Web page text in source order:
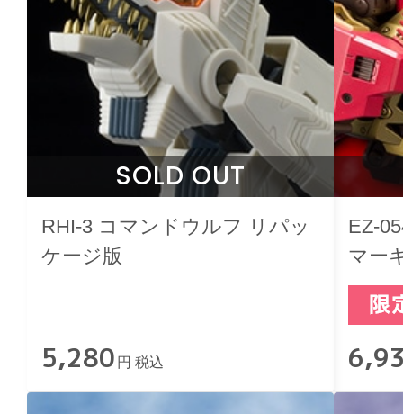
SOLD OUT
RHI-3 コマンドウルフ リパッ
ケージ版
5,280 円 税込
EZ-
マー